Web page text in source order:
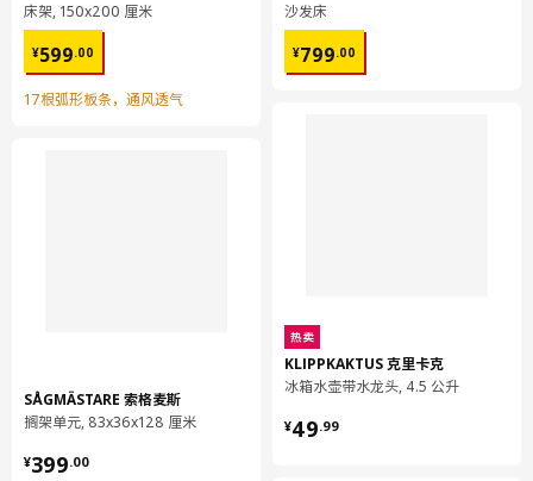
床架, 150x200 厘米
¥599.00
¥ 599.00
17根弧形板条，通风透气
SÅGMÄSTARE 索格麦斯
搁架单元, 83x36x128 厘米
¥399.00
¥ 399.00
沙发床
¥799.00
¥ 799.00
热卖
KLIPPKAKTUS 克里卡克
冰箱水壶带水龙头, 4.5 公升
¥49.99
¥ 49.99